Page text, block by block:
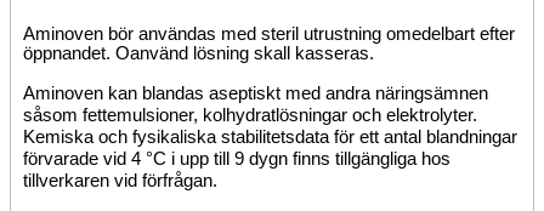
Aminoven bör användas med steril utrustning omedelbart efter
öppnandet. Oanvänd lösning skall kasseras.
Aminoven kan blandas aseptiskt med andra näringsämnen
såsom fettemulsioner, kolhydratlösningar och elektrolyter.
Kemiska och fysikaliska stabilitetsdata för ett antal blandningar
förvarade vid 4 °C i upp till 9 dygn finns tillgängliga hos
tillverkaren vid förfrågan.